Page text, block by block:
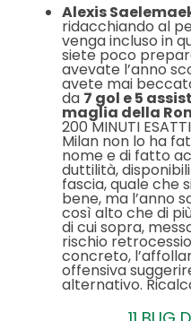
Alexis
ridacchiando al
venga incluso in
siete poco
avevate l’anno
avete mai
da 7 gol e 5
maglia della
200 MINUTI
Milan non lo ha
nome e di fatto
duttilità,
fascia, quale che
bene, ma l’anno
così alto che di
di cui sopra,
rischio
concreto,
offensiva
alternativo.